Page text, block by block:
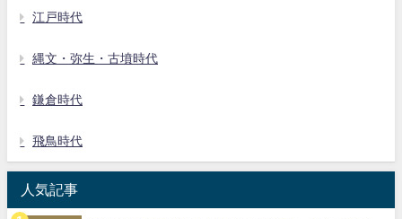
江戸時代
縄文・弥生・古墳時代
鎌倉時代
飛鳥時代
人気記事